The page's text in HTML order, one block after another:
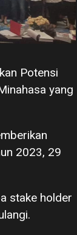
Potensi
yang
2023, 29
stake holder